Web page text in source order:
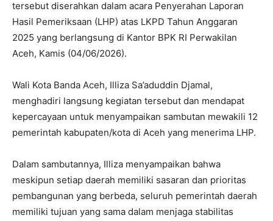
tersebut diserahkan dalam acara Penyerahan Laporan
Hasil Pemeriksaan (LHP) atas LKPD Tahun Anggaran
2025 yang berlangsung di Kantor BPK RI Perwakilan
Aceh, Kamis (04/06/2026).
Wali Kota Banda Aceh, Illiza Sa’aduddin Djamal,
menghadiri langsung kegiatan tersebut dan mendapat
kepercayaan untuk menyampaikan sambutan mewakili 12
pemerintah kabupaten/kota di Aceh yang menerima LHP.
Dalam sambutannya, Illiza menyampaikan bahwa
meskipun setiap daerah memiliki sasaran dan prioritas
pembangunan yang berbeda, seluruh pemerintah daerah
memiliki tujuan yang sama dalam menjaga stabilitas